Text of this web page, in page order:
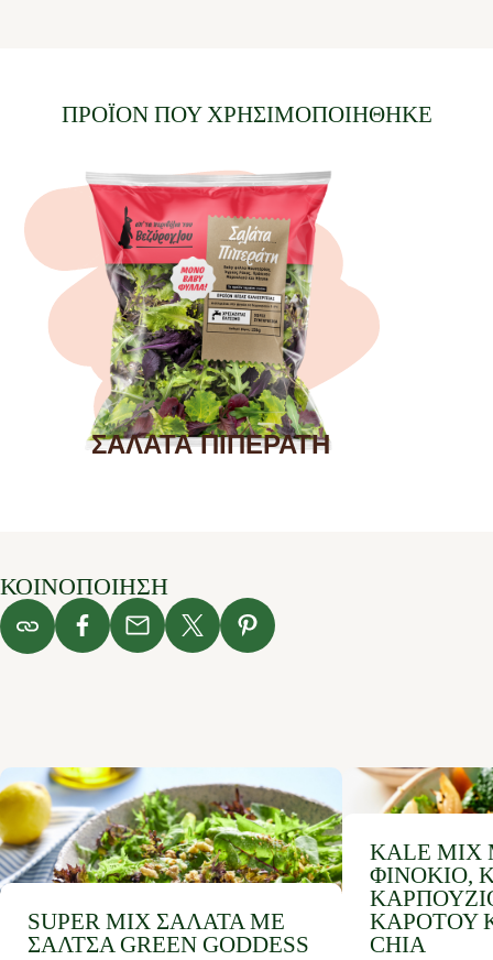
ΠΡΟΪΟΝ ΠΟΥ ΧΡΗΣΙΜΟΠΟΙΗΘΗΚΕ
ΣΑΛΑΤΑ ΠΙΠΕΡΑΤΗ
ΚΟΙΝΟΠΟΙΗΣΗ
SUPER MIX ΣΑΛΆΤΑ ΜΕ
ΣΆΛΤΣΑ GREEN GODDESS
KALE
ΦΙΝΌΚΙΟ,
ΚΑΡΌΤΟΥ
CHIA